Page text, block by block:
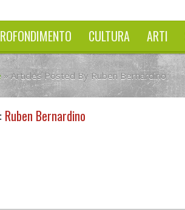
CULTURA ARTI
» Articles Posted By Ruben Bernardino
Ruben Bernardino